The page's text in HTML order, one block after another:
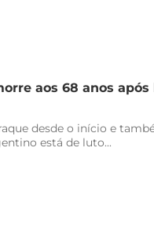
aos 68 anos após
desde o início e
está de luto...